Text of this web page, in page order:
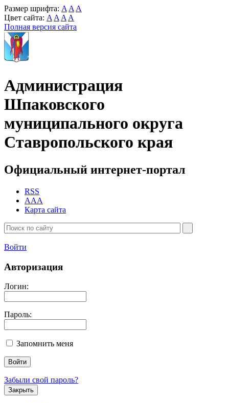
Размер шрифта: A A A
Цвет сайта: A A A A
Полная версия сайта
Администрация
Шпаковского
муниципального округа
Ставропольского края
Официальный интернет-портал
RSS
AAA
Карта сайта
Войти
Авторизация
Логин:
Пароль:
Запомнить меня
Забыли свой пароль?
Закрыть